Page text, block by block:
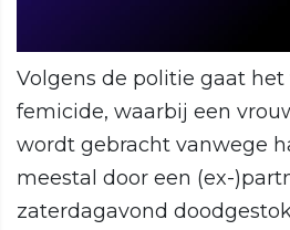
Volgens de politie gaat
femicide, waarbij een
wordt gebracht vanwege
meestal door een (ex-
zaterdagavond